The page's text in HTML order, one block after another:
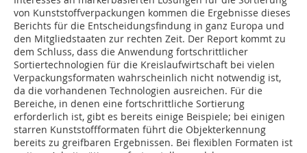
von Kunststoffverpackungen kommen die Ergebnisse dieses
Berichts für die Entscheidungsfindung in ganz Europa und
den Mitgliedstaaten zur rechten Zeit. Der Report kommt zu
dem Schluss, dass die Anwendung fortschrittlicher
Sortiertechnologien für die Kreislaufwirtschaft bei vielen
Verpackungsformaten wahrscheinlich nicht notwendig ist,
da die vorhandenen Technologien ausreichen. Für die
Bereiche, in denen eine fortschrittliche Sortierung
erforderlich ist, gibt es bereits einige Beispiele; bei einigen
starren Kunststoffformaten führt die Objekterkennung
bereits zu greifbaren Ergebnissen. Bei flexiblen Formaten ist